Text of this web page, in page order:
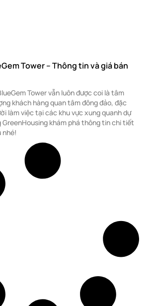
Tower – Thông tin và giá bán
Tower vẫn luôn được coi là tâm
khách hàng quan tâm đông đảo, đặc
làm việc tại các khu vực xung quanh dự
GreenHousing khám phá thông tin chi tiết
nhé!